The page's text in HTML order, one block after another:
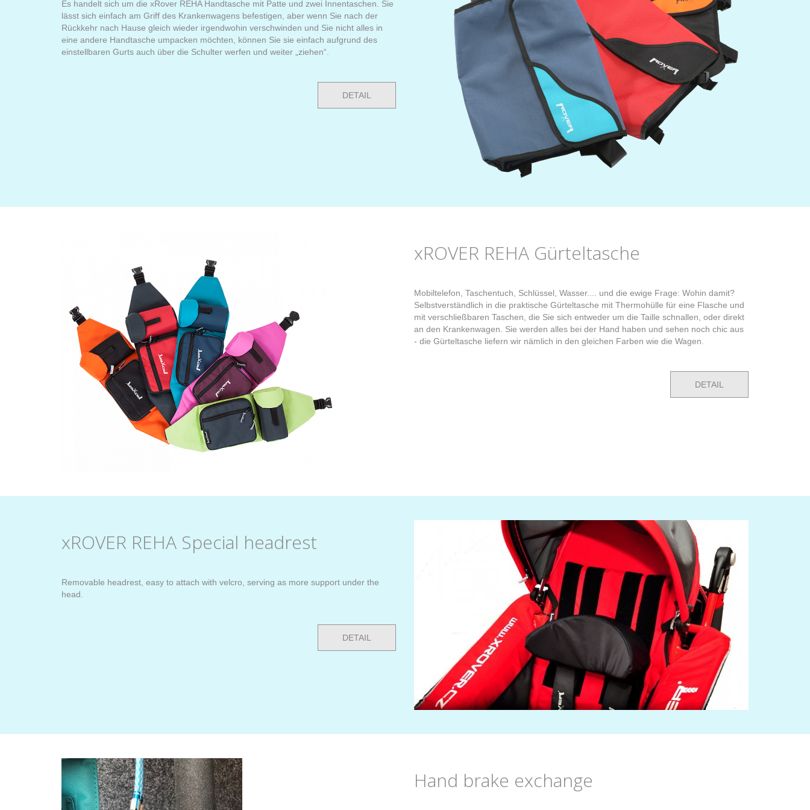
Es handelt sich um die xRover REHA Handtasche mit Patte und zwei Innentaschen. Sie
lässt sich einfach am Griff des Krankenwagens befestigen, aber wenn Sie nach der
Rückkehr nach Hause gleich wieder irgendwohin verschwinden und Sie nicht alles in
eine andere Handtasche umpacken möchten, können Sie sie einfach aufgrund des
einstellbaren Gurts auch über die Schulter werfen und weiter „ziehen“.
DETAIL
xROVER REHA Gürteltasche
Mobiltelefon, Taschentuch, Schlüssel, Wasser.... und die ewige Frage: Wohin damit?
Selbstverständlich in die praktische Gürteltasche mit Thermohülle für eine Flasche und
mit verschließbaren Taschen, die Sie sich entweder um die Taille schnallen, oder direkt
an den Krankenwagen. Sie werden alles bei der Hand haben und sehen noch chic aus
- die Gürteltasche liefern wir nämlich in den gleichen Farben wie die Wagen.
DETAIL
xROVER REHA Special headrest
Removable headrest, easy to attach with velcro, serving as more support under the
head.
DETAIL
Hand brake exchange